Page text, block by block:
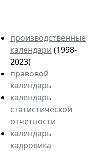
производственные
календари (1998-
2023)
правовой
календарь
календарь
статистической
отчетности
календарь
кадровика